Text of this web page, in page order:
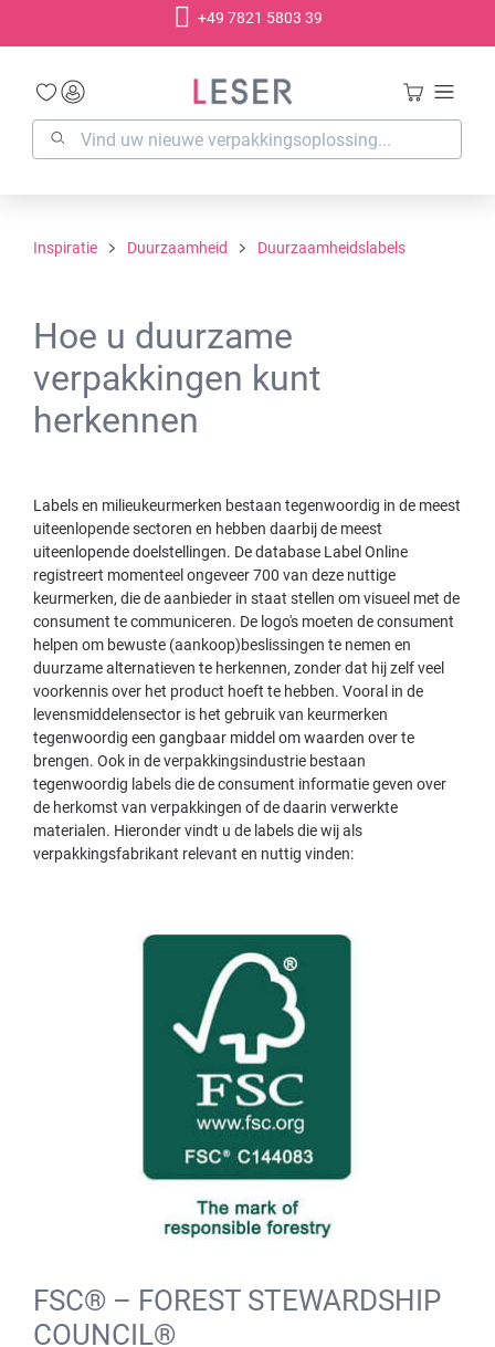
+49 7821 5803 39
Inspiratie Duurzaamheid Duurzaamheidslabels
Hoe u duurzame
verpakkingen kunt
herkennen
Labels en milieukeurmerken bestaan tegenwoordig in de meest
uiteenlopende sectoren en hebben daarbij de meest
uiteenlopende doelstellingen. De database Label Online
registreert momenteel ongeveer 700 van deze nuttige
keurmerken, die de aanbieder in staat stellen om visueel met de
consument te communiceren. De logo's moeten de consument
helpen om bewuste (aankoop)beslissingen te nemen en
duurzame alternatieven te herkennen, zonder dat hij zelf veel
voorkennis over het product hoeft te hebben. Vooral in de
levensmiddelensector is het gebruik van keurmerken
tegenwoordig een gangbaar middel om waarden over te
brengen. Ook in de verpakkingsindustrie bestaan
tegenwoordig labels die de consument informatie geven over
de herkomst van verpakkingen of de daarin verwerkte
materialen. Hieronder vindt u de labels die wij als
verpakkingsfabrikant relevant en nuttig vinden:
FSC® – FOREST STEWARDSHIP
COUNCIL®